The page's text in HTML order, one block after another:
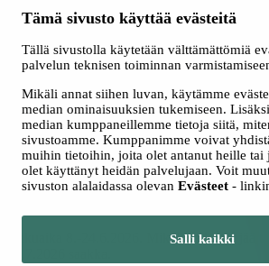
Tämä sivusto käyttää evästeitä
Tällä sivustolla käytetään välttämättömiä
palvelun teknisen toiminnan
Mikäli annat siihen luvan, käytämme
median ominaisuuksien tukemiseen.
median kumppaneillemme tietoja siitä,
sivustoamme. Kumppanimme voivat
muihin tietoihin, joita olet antanut heille tai
olet käyttänyt heidän palvelujaan. Voit
sivuston alalaidassa olevan Evästeet -
Salli kaikki
Perustutkinto
Lihatuotteiden valmistaja
Elintarvikealan perustutkinto, liha-alan
Lihatuotteiden valmistaja
Elintarviketyöntekijä helpottaa ihmisten arjen
tekemällä hyvää ja maittavaa ruokaa.
makunautintoja tuottava ammatti.
Hakuaika 8.-24.6.2026. Mikäli paikkoja jää